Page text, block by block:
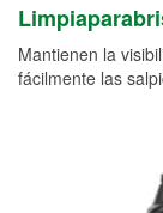
Mantienen la
fácilmente las